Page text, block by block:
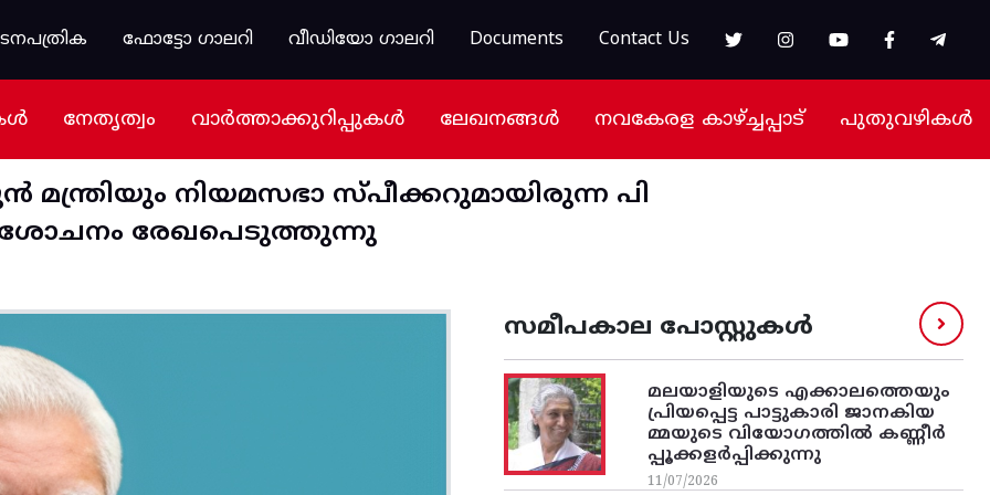
ഫോട്ടോ ഗാലറി വീഡിയോ ഗാലറി Documents Contact Us
നേതൃത്വം വാർത്താക്കുറിപ്പുകൾ ലേഖനങ്ങൾ നവകേരള കാഴ്ച്ചപ്പാട് പുതുവഴികൾ
നിയമസഭാ സ്പീക്കറുമായിരുന്ന പി
രേഖപെടുത്തുന്നു
സമീപകാല പോസ്റ്റുകൾ
മലയാളിയുടെ എക്കാലത്തെയും
പ്രിയപ്പെട്ട പാട്ടുകാരി ജാനകിയ
മ്മയുടെ വിയോഗത്തിൽ കണ്ണീർ
പ്പൂക്കളർപ്പിക്കുന്നു
11/07/2026